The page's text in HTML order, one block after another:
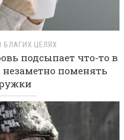
БЛАГИХ ЦЕЛЯХ
подсыпает что-то в
поменять